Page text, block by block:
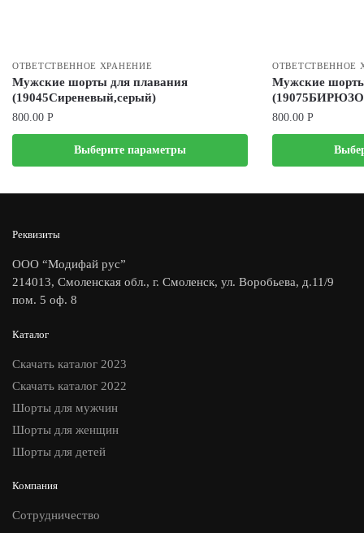
ОТВЕТСТВЕННОЕ ХРАНЕНИЕ
Мужские шорты для плавания
(19045Сиреневый,серый)
800.00 Р
Выберите параметры
ОТВЕТСТВЕННОЕ
Мужские
800.00 Р
Реквизиты
ООО “Модифай рус”
214013, Смоленская обл., г. Смоленск, ул. Воробьева, д.11/9
пом. 5 оф. 8
Каталог
Скачать каталог 2023
Скачать каталог 2022
Шорты для мужчин
Шорты для женщин
Шорты для детей
Компания
Сотрудничество